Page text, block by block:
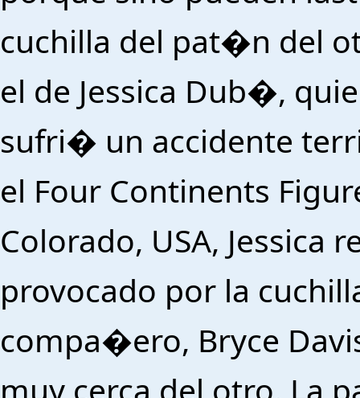
cuchilla del pat�n del
el de Jessica Dub�,
sufri� un accidente
el Four Continents
Colorado, USA, Jessica
provocado por la
compa�ero, Bryce